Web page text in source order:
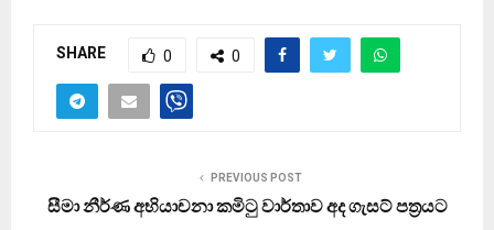
SHARE 0 0
PREVIOUS POST
සීමා නීර්ණ අභියාචනා කමිටු වාර්තාව අද ගැසට් පත්‍රයට